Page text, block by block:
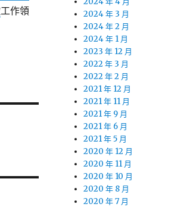
工作領
2024 年 3 月
2024 年 2 月
2024 年 1 月
2023 年 12 月
2022 年 3 月
2022 年 2 月
2021 年 12 月
2021 年 11 月
2021 年 9 月
2021 年 6 月
2021 年 5 月
2020 年 12 月
2020 年 11 月
2020 年 10 月
2020 年 8 月
2020 年 7 月